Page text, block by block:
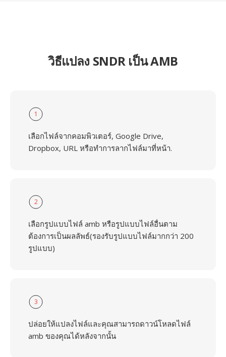
วิธีแปลง SNDR เป็น AMB
1
เลือกไฟล์จากคอมพิวเตอร์, Google Drive,
Dropbox, URL หรือทำการลากไฟล์มาที่หน้า.
2
เลือกรูปแบบไฟล์ amb หรือรูปแบบไฟล์อื่นตาม
ต้องการเป็นผลลัพธ์(รองรับรูปแบบไฟล์มากกว่า 200
รูปแบบ)
3
ปล่อยให้แปลงไฟล์และคุณสามารถดาวน์โหลดไฟล์
amb ของคุณได้หลังจากนั้น